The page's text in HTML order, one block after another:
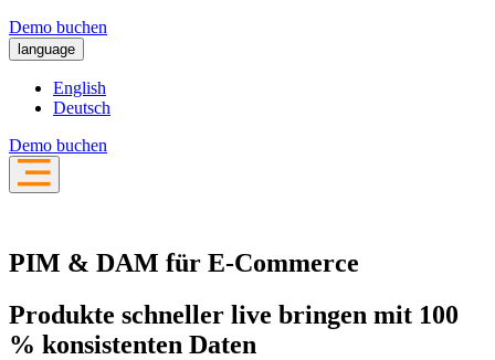
Demo buchen
language
English
Deutsch
Demo buchen
PIM & DAM für E-Commerce
Produkte schneller live bringen mit 100
% konsistenten Daten